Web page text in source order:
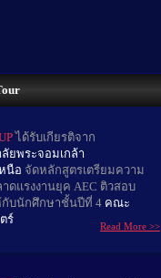
ได้รับเกียรติจาก
ยพระจอมเกล้า
นือ จัดหลักสูตรเตรียมความ
ดแรงงานยุค AEC ติวสอบ
กับนักศึกษาชั้นปีที่ 4 คณะ
ร์
Read More >>